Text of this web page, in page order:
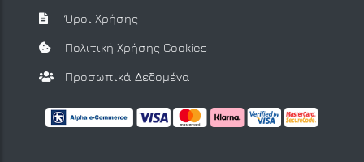
Όροι Χρήσης
Πολιτική Χρήσης Cookies
Προσωπικά Δεδομένα